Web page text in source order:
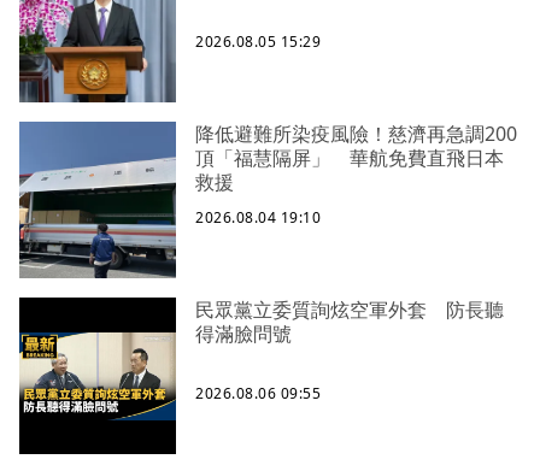
2026.08.05 15:29
降低避難所染疫風險！慈濟再急調200
頂「福慧隔屏」 華航免費直飛日本
救援
2026.08.04 19:10
民眾黨立委質詢炫空軍外套 防長聽
得滿臉問號
2026.08.06 09:55